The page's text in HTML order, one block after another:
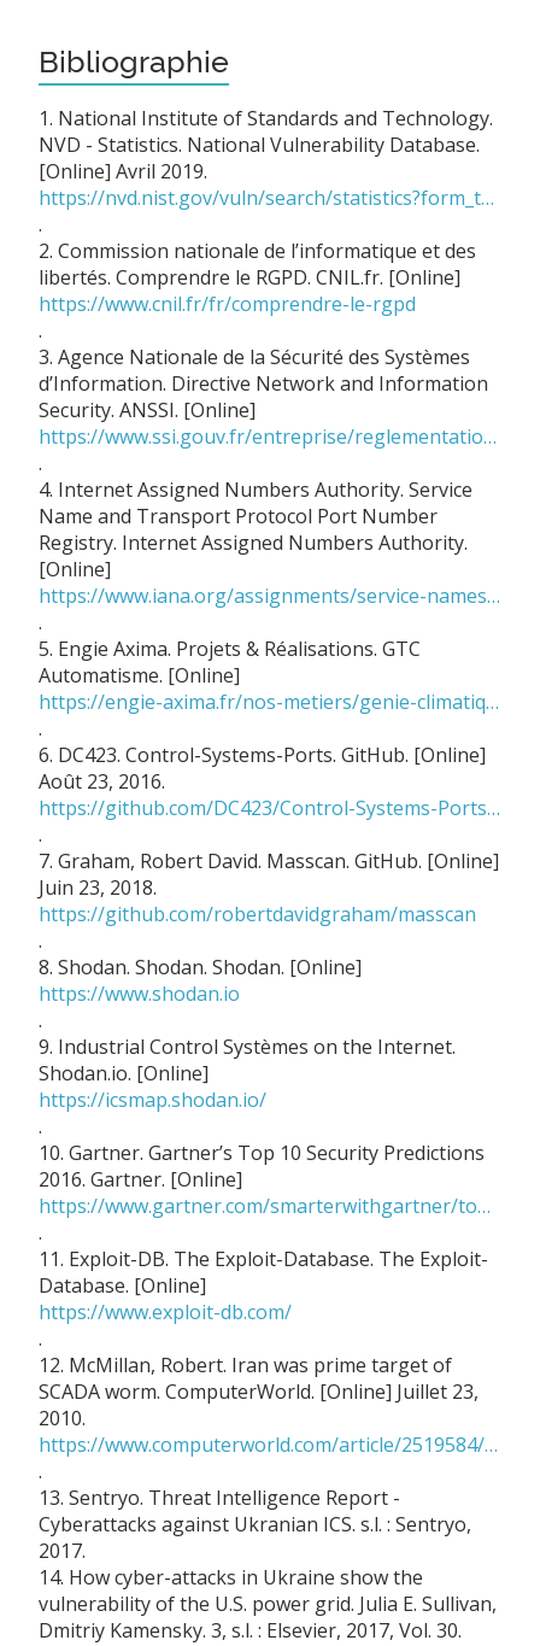
Bibliographie
1. National Institute of Standards and Technology.
NVD - Statistics. National Vulnerability Database.
[Online] Avril 2019.
https://nvd.nist.gov/vuln/search/statistics?form_type=Basic&results_type=statistics&search_type=last3years
.
2. Commission nationale de l’informatique et des
libertés. Comprendre le RGPD. CNIL.fr. [Online]
https://www.cnil.fr/fr/comprendre-le-rgpd
.
3. Agence Nationale de la Sécurité des Systèmes
d’Information. Directive Network and Information
Security. ANSSI. [Online]
https://www.ssi.gouv.fr/entreprise/reglementation/directive-nis/
.
4. Internet Assigned Numbers Authority. Service
Name and Transport Protocol Port Number
Registry. Internet Assigned Numbers Authority.
[Online]
https://www.iana.org/assignments/service-names-port-numbers/service-names-port-numbers.xhtml
.
5. Engie Axima. Projets & Réalisations. GTC
Automatisme. [Online]
https://engie-axima.fr/nos-metiers/genie-climatique-installation/gtc-automatisme/
.
6. DC423. Control-Systems-Ports. GitHub. [Online]
Août 23, 2016.
https://github.com/DC423/Control-Systems-Ports/blob/master/README.md
.
7. Graham, Robert David. Masscan. GitHub. [Online]
Juin 23, 2018.
https://github.com/robertdavidgraham/masscan
.
8. Shodan. Shodan. Shodan. [Online]
https://www.shodan.io
.
9. Industrial Control Systèmes on the Internet.
Shodan.io. [Online]
https://icsmap.shodan.io/
.
10. Gartner. Gartner’s Top 10 Security Predictions
2016. Gartner. [Online]
https://www.gartner.com/smarterwithgartner/top-10-security-predictions-2016/
.
11. Exploit-DB. The Exploit-Database. The Exploit-
Database. [Online]
https://www.exploit-db.com/
.
12. McMillan, Robert. Iran was prime target of
SCADA worm. ComputerWorld. [Online] Juillet 23,
2010.
https://www.computerworld.com/article/2519584/iran-was-prime-target-of-scada-worm.html
.
13. Sentryo. Threat Intelligence Report -
Cyberattacks against Ukranian ICS. s.l. : Sentryo,
2017.
14. How cyber-attacks in Ukraine show the
vulnerability of the U.S. power grid. Julia E. Sullivan,
Dmitriy Kamensky. 3, s.l. : Elsevier, 2017, Vol. 30.